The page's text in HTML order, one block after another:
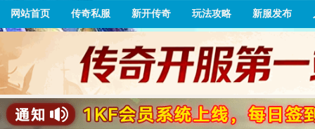
网站首页 传奇私服 新开传奇 玩法攻略 新服发布